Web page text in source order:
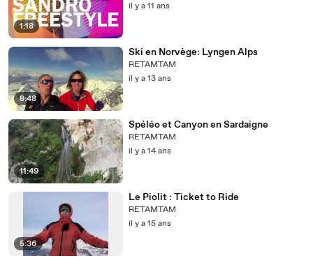
1:18
il y a 11 ans
8:48
Ski en Norvège: Lyngen Alps
RETAMTAM
il y a 13 ans
11:49
Spéléo et Canyon en Sardaigne
RETAMTAM
il y a 14 ans
5:36
Le Piolit : Ticket to Ride
RETAMTAM
il y a 15 ans